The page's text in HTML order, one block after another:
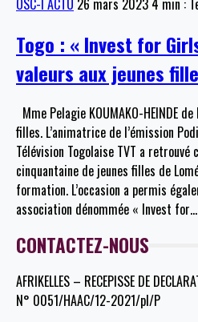
OSC-I ACTU 26 mars 2023 4 min :
Togo : « Invest for
valeurs aux jeunes
Mme Pelagie KOUMAKO-HEINDE
filles. L’animatrice de l’émission
Télévision Togolaise TVT a
cinquantaine de jeunes filles de
formation. L’occasion a permis
association dénommée « Invest for…
CONTACTEZ-NOUS
AFRIKELLES – RECEPISSE DE
N° 0051/HAAC/12-2021/pl/P